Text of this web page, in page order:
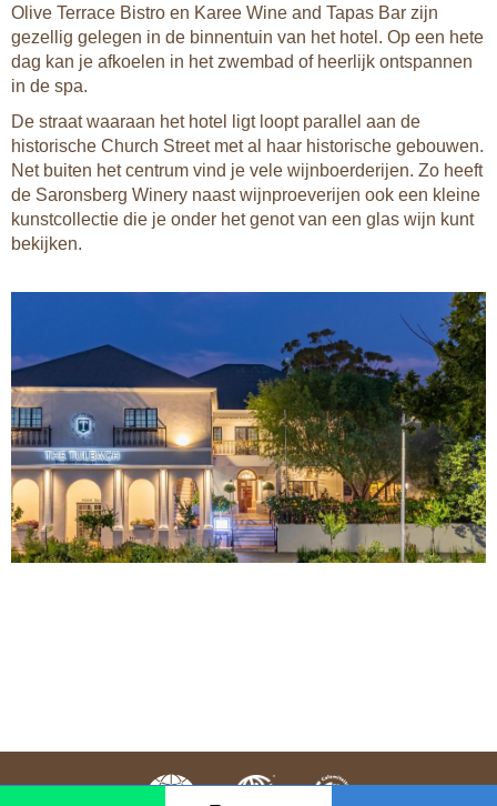
Olive Terrace Bistro en Karee Wine and Tapas Bar zijn
gezellig gelegen in de binnentuin van het hotel. Op een hete
dag kan je afkoelen in het zwembad of heerlijk ontspannen
in de spa.
De straat waaraan het hotel ligt loopt parallel aan de
historische Church Street met al haar historische gebouwen.
Net buiten het centrum vind je vele wijnboerderijen. Zo heeft
de Saronsberg Winery naast wijnproeverijen ook een kleine
kunstcollectie die je onder het genot van een glas wijn kunt
bekijken.